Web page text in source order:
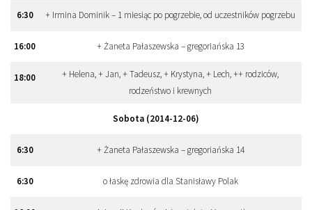
6:30 + Irmina Dominik – 1 miesiąc po pogrzebie, od uczestników pogrzebu
16:00 + Żaneta Pałaszewska – gregoriańska 13
18:00
+ Helena, + Jan, + Tadeusz, + Krystyna, + Lech, ++ rodziców,
rodzeństwo i krewnych
Sobota (2014-12-06)
6:30 + Żaneta Pałaszewska – gregoriańska 14
6:30 o łaskę zdrowia dla Stanisławy Polak